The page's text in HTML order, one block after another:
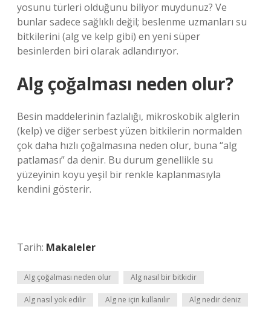
yosunu türleri olduğunu biliyor muydunuz? Ve
bunlar sadece sağlıklı değil; beslenme uzmanları su
bitkilerini (alg ve kelp gibi) en yeni süper
besinlerden biri olarak adlandırıyor.
Alg çoğalması neden olur?
Besin maddelerinin fazlalığı, mikroskobik alglerin
(kelp) ve diğer serbest yüzen bitkilerin normalden
çok daha hızlı çoğalmasına neden olur, buna “alg
patlaması” da denir. Bu durum genellikle su
yüzeyinin koyu yeşil bir renkle kaplanmasıyla
kendini gösterir.
Tarih: Makaleler
Alg çoğalması neden olur Alg nasıl bir bitkidir
Alg nasıl yok edilir Alg ne için kullanılır Alg nedir deniz